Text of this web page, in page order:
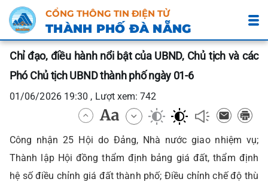
CỔNG THÔNG TIN ĐIỆN TỬ
THÀNH PHỐ ĐÀ NẴNG
Chỉ đạo, điều hành nổi bật của UBND, Chủ tịch và các
Phó Chủ tịch UBND thành phố ngày 01-6
01/06/2026 19:30 , Lượt xem: 742
Công nhận 25 Hội do Đảng, Nhà nước giao nhiệm vụ;
Thành lập Hội đồng thẩm định bảng giá đất, thẩm định
hệ số điều chỉnh giá đất thành phố; Điều chỉnh chế độ thù